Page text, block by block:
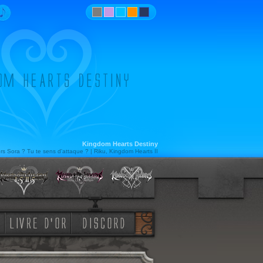
Kingdom Hearts Destiny
Sora ? Tu te sens d'attaque ? | Riku, Kingdom Hearts II